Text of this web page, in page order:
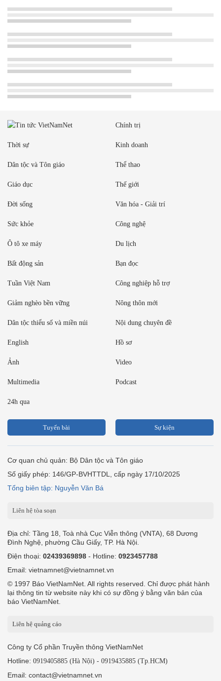
Chính trị
Thời sự Kinh doanh
Dân tộc và Tôn giáo Thể thao
Giáo dục Thế giới
Đời sống Văn hóa - Giải trí
Sức khỏe Công nghệ
Ô tô xe máy Du lịch
Bất động sản Bạn đọc
Tuần Việt Nam Công nghiệp hỗ trợ
Giảm nghèo bền vững Nông thôn mới
Dân tộc thiểu số và miền núi Nội dung chuyên đề
English Hồ sơ
Ảnh Video
Multimedia Podcast
24h qua
Tuyến bài Sự kiện
Cơ quan chủ quản: Bộ Dân tộc và Tôn giáo
Số giấy phép: 146/GP-BVHTTDL, cấp ngày 17/10/2025
Tổng biên tập: Nguyễn Văn Bá
Liên hệ tòa soạn
Địa chỉ: Tầng 18, Toà nhà Cục Viễn thông (VNTA), 68 Dương
Đình Nghệ, phường Cầu Giấy, TP. Hà Nội.
Điện thoại: 02439369898 - Hotline: 0923457788
Email: vietnamnet@vietnamnet.vn
© 1997 Báo VietNamNet. All rights reserved. Chỉ được phát hành
lại thông tin từ website này khi có sự đồng ý bằng văn bản của
báo VietNamNet.
Liên hệ quảng cáo
Công ty Cổ phần Truyền thông VietNamNet
Hotline: 0919405885 (Hà Nội) - 0919435885 (Tp.HCM)
Email: contact@vietnamnet.vn